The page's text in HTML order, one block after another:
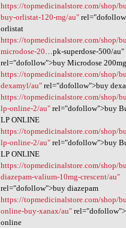
https://topmedicinalstore.com/shop/
buy-orlistat-120-mg/au"
orlistat
https://topmedicinalstore.com/shop/
microdose-20…pk-superdose-500/au"
rel="dofollow">buy Microdose
https://topmedicinalstore.com/shop/
dexamyl/au"rel="dofollow">buy
https://topmedicinalstore.com/shop/
lp-online-2/au"rel="dofollow">buy
LP ONLINE
https://topmedicinalstore.com/shop/
lp-online-2/au"rel="dofollow">buy
LP ONLINE
https://topmedicinalstore.com/shop/
diazepam-valium-10mg-crescent/au"
rel="dofollow">buy diazepam
https://topmedicinalstore.com/shop/
online-buy-xanax/au"
online